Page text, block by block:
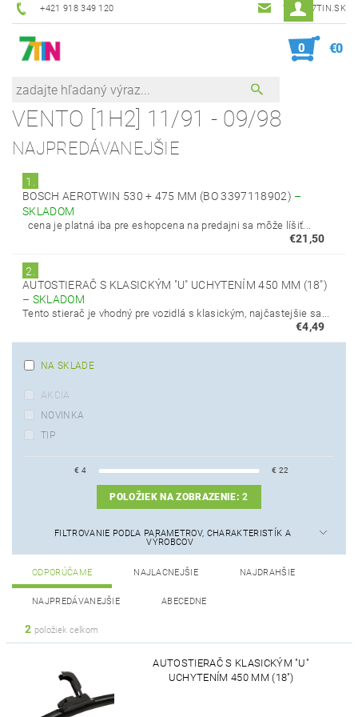
+421 918 349 120 7TIN@7TIN.SK
0 €0
VENTO [1H2] 11/91 - 09/98
NAJPREDÁVANEJŠIE
1.
BOSCH AEROTWIN 530 + 475 MM (BO 3397118902) –
SKLADOM
cena je platná iba pre eshopcena na predajni sa môže líšiť...
€21,50
2.
AUTOSTIERAČ S KLASICKÝM "U" UCHYTENÍM 450 MM (18")
– SKLADOM
Tento stierač je vhodný pre vozidlá s klasickým, najčastejšie sa...
€4,49
NA SKLADE
AKCIA
NOVINKA
TIP
€ 4 € 22
POLOŽIEK NA ZOBRAZENIE:2
FILTROVANIE PODĽA PARAMETROV, CHARAKTERISTÍK A
VÝROBCOV
ODPORÚČAME NAJLACNEJŠIE NAJDRAHŠIE
NAJPREDÁVANEJŠIE ABECEDNE
2 položiek celkom
AUTOSTIERAČ S KLASICKÝM "U"
UCHYTENÍM 450 MM (18")